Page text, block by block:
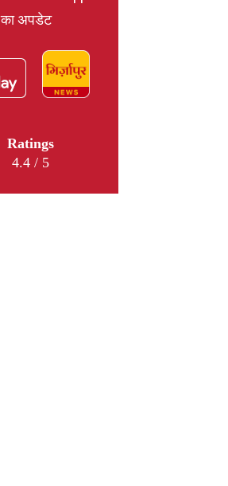
अपडेट
Ratings
4.4 / 5